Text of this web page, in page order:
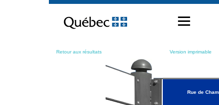
contenu
Retour aux résultats Version imprimable
Rue de